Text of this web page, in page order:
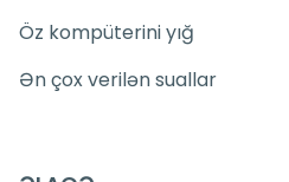
Öz kompüterini yığ
Ən çox verilən suallar